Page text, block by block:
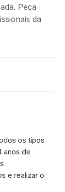
Peça
da
os tipos
anos de
e realizar o